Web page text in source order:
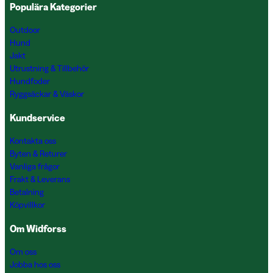
Populära Kategorier
Outdoor
Hund
Jakt
Utrustning & Tillbehör
Hundfoder
Ryggsäckar & Väskor
Kundservice
Kontakta oss
Byten & Returer
Vanliga frågor
Frakt & Leverans
Betalning
Köpvillkor
Om Widforss
Om oss
Jobba hos oss